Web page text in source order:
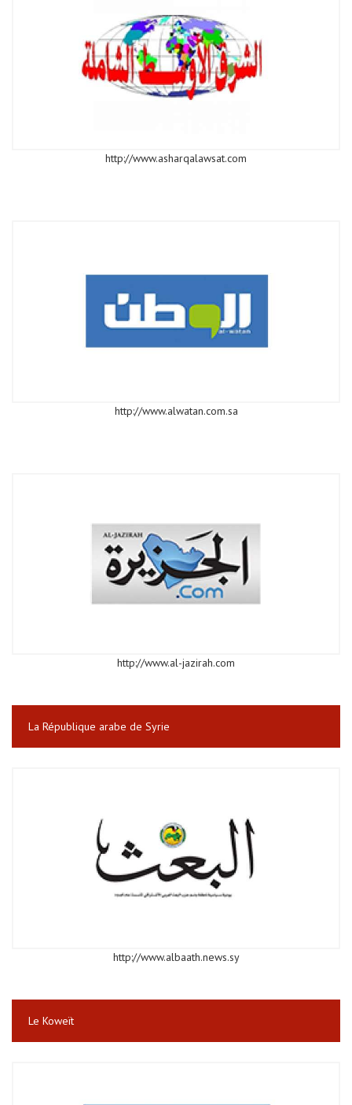
http://www.asharqalawsat.com
http://www.alwatan.com.sa
http://www.al-jazirah.com
La République arabe de Syrie
http://www.albaath.news.sy
Le Koweït